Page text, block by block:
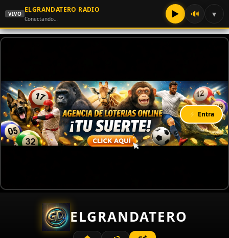
VIVO
ELGRANDATERO RADIO
Conectando… ▶ 🔊 ▾
⚡ Entra
ELGRANDATERO